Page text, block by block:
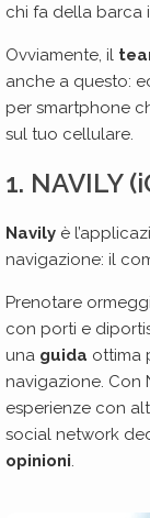
chi fa della barca
Ovviamente, il
anche a questo:
per smartphone
sul tuo cellulare.
1. NAVILY
Navily è
navigazione: il
Prenotare
con porti e
una guida ottima
navigazione. Con
esperienze con
social network
opinioni